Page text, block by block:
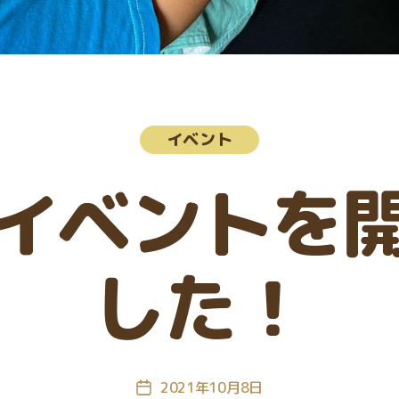
カ
テ
イベント
ベントを
した！
投 2021年10月8日